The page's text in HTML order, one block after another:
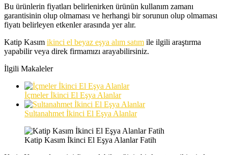
Bu ürünlerin fiyatları belirlenirken ürünün kullanım zamanı
garantisinin olup olmaması ve herhangi bir sorunun olup olmaması
fiyatı belirleyen etkenler arasında yer alır.
Katip Kasım ikinci el beyaz eşya alım satım ile ilgili araştırma
yapabilir veya direk firmamızı arayabilirsiniz.
İlgili Makaleler
İçmeler İkinci El Eşya Alanlar
Sultanahmet İkinci El Eşya Alanlar
Katip Kasım İkinci El Eşya Alanlar Fatih